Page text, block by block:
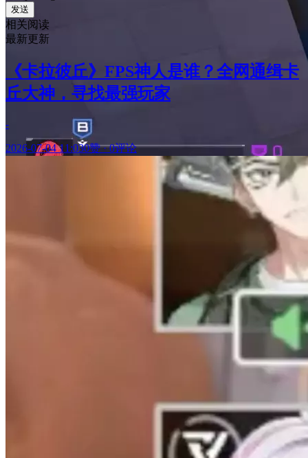
发送
相关阅读
最新更新
《卡拉彼丘》FPS神人是谁？全网通缉卡
丘大神，寻找最强玩家
-
2026-07-04 11:030赞·0评论